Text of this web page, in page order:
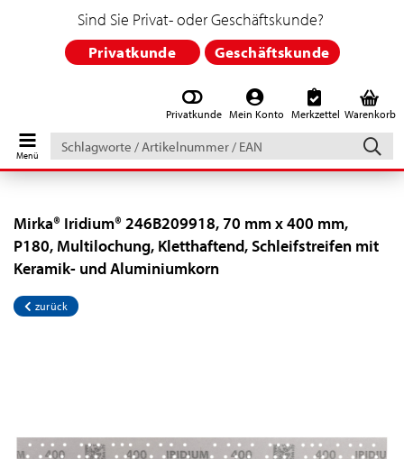
Privatkunde Mein Konto Merkzettel Warenkorb
Schlagworte
/
Artikelnummer
EAN
Sind Sie Privat- oder Geschäftskunde?
Privatkunde Geschäftskunde
Mirka® Iridium® 246B209918, 70 mm x 400 mm,
P180, Multilochung, Kletthaftend, Schleifstreifen mit
Keramik- und Aluminiumkorn
zurück